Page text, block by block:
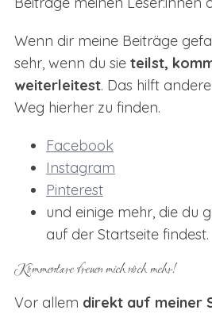
Wenn dir meine Beiträge
sehr, wenn du sie teilst,
weiterleitest. Das hilft
Weg hierher zu finden.
Facebook
Instagram
Pinterest
und einige mehr, die du
auf der Startseite findest.
Kommentare freuen mich noch mehr!
Vor allem direkt auf meiner